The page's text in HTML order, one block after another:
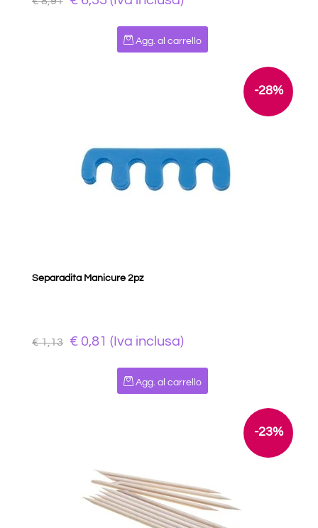
Quantità
Agg. al carrello
-28%
Separadita Manicure 2pz
€ 1,13 € 0,81 (Iva inclusa)
Quantità
Agg. al carrello
-23%